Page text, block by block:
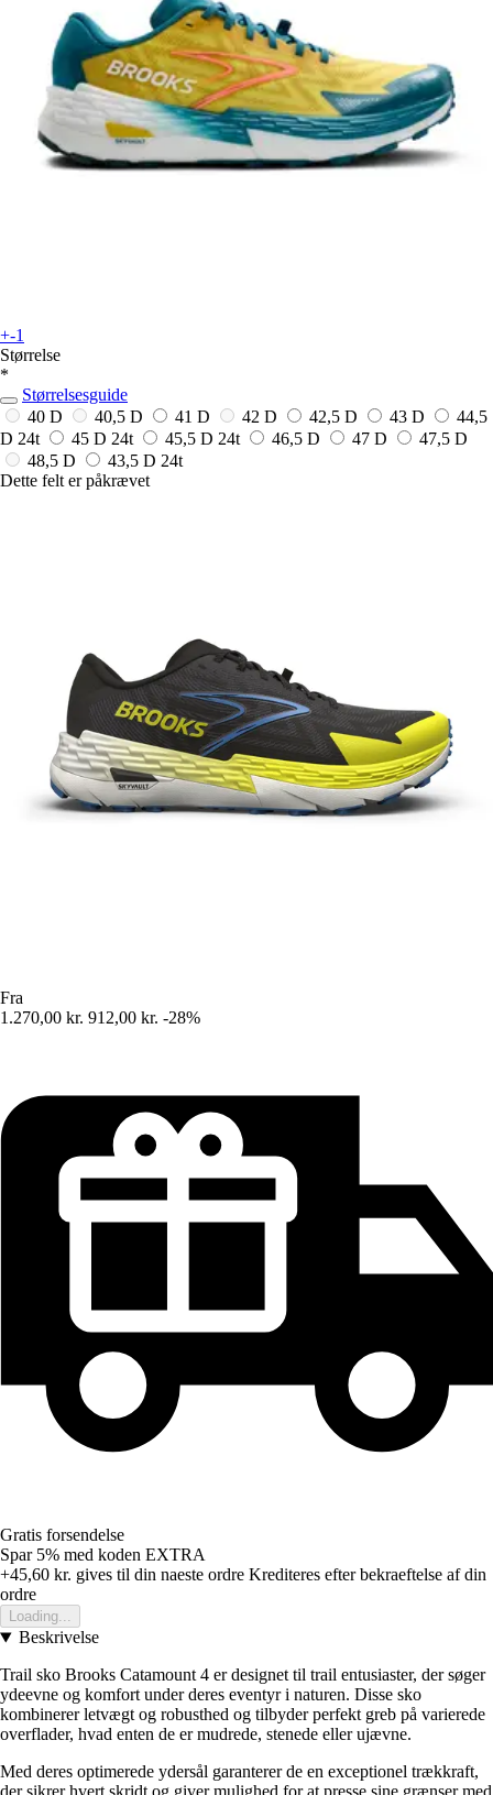
+-1
Størrelse
*
Størrelsesguide
40 D
40,5 D 41 D 42 D 42,5 D 43 D
44,5
D 24t 45 D 24t 45,5 D 24t 46,5 D 47 D
47,5 D
48,5 D
43,5 D 24t
Dette felt er påkrævet
Fra
1.270,00 kr. 912,00 kr. -28%
Gratis forsendelse
Spar 5% med koden EXTRA
+45,60 kr. gives til din naeste ordre Krediteres efter bekraeftelse af din
ordre
Loading...
Beskrivelse
Trail sko Brooks Catamount 4 er designet til trail entusiaster, der søger
ydeevne og komfort under deres eventyr i naturen. Disse sko
kombinerer letvægt og robusthed og tilbyder perfekt greb på varierede
overflader, hvad enten de er mudrede, stenede eller ujævne.
Med deres optimerede ydersål garanterer de en exceptionel trækkraft,